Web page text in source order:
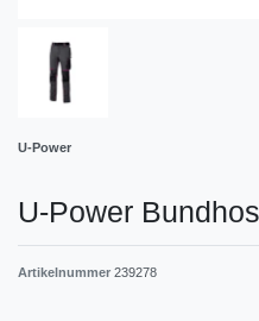
U-Power
U-Power
Artikelnummer 239278